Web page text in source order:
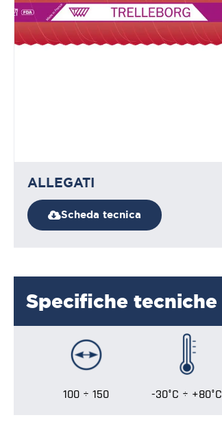
ALLEGATI
Scheda tecnica
Specifiche tecniche
100 ÷ 150 -30°C ÷ +80°C